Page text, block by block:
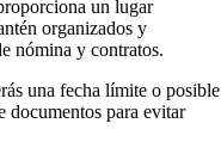
un lugar
organizados y
nómina y contratos.
una fecha límite o posible
documentos para evitar